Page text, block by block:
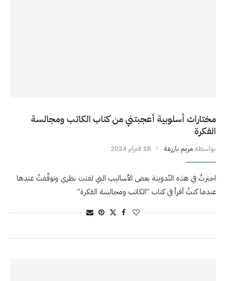
مختارات أسلوبية أعجبتني من كتاب الكاتب ومجالسة
الفكرة
بواسطةمريم بازرعة 18 فبراير 2024
اخترتُ في هذه التّدوينة بعض الأساليب التي لفتت نظري وتوقّفتُ عندها
عندما كنتُ أقرأ في كتاب “الكاتب ومجالسة الفكرة”